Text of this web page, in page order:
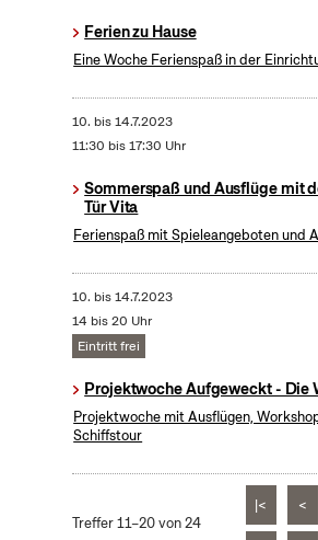
Ferien zu Hause
Eine Woche Ferienspaß in der
10. bis14.7.2023
11:30 bis 17:30 Uhr
Sommerspaß und Ausflüge mit
Tür Vita
Ferienspaß mit Spieleangeboten und
10. bis14.7.2023
14 bis 20 Uhr
Eintritt frei
Projektwoche Aufgeweckt - Die
Projektwoche mit Ausflügen,
Schiffstour
Treffer 11–20 von 24
|< <